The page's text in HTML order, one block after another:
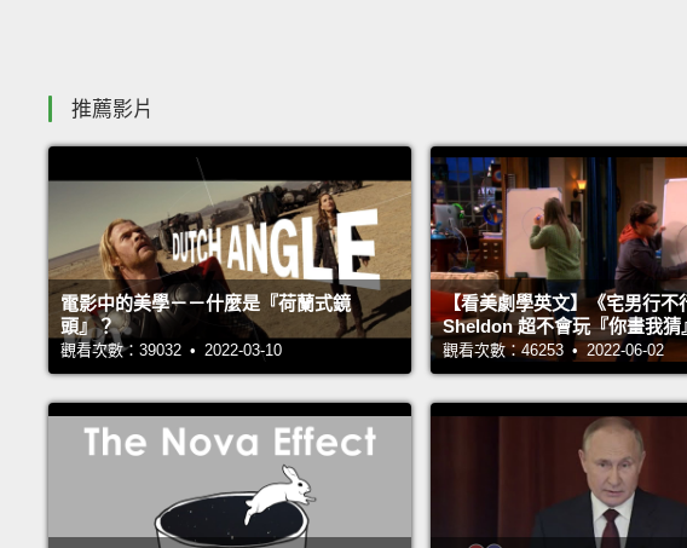
推薦影片
電影中的美學－－什麼是『荷蘭式鏡
頭』？
觀看次數：39032 • 2022-03-10
【看美劇學英文】《宅男行不
Sheldon 超不會玩『你畫我猜
觀看次數：46253 • 2022-06-02